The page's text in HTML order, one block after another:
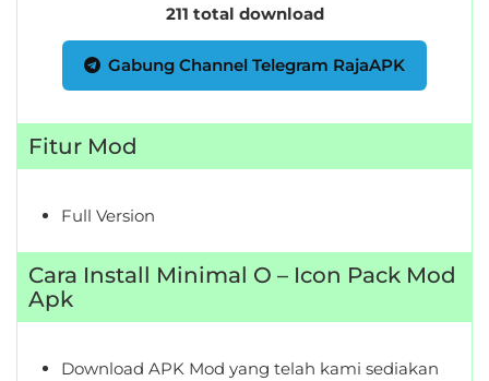
211 total download
Gabung Channel Telegram RajaAPK
Fitur Mod
Full Version
Cara Install Minimal O – Icon Pack Mod
Apk
Download APK Mod yang telah kami sediakan